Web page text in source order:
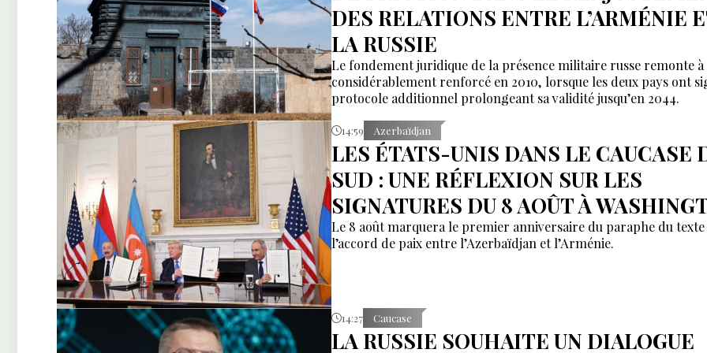
DES RELATIONS ENTRE L’ARMÉNIE
LA RUSSIE
Le fondement juridique de la présence militaire russe remonte à
considérablement renforcé en 2010, lorsque les deux pays ont
protocole additionnel prolongeant sa validité jusqu’en 2044.
14:59 Azerbaïdjan
LES ÉTATS-UNIS DANS LE CAUCASE
SUD : UNE RÉFLEXION SUR LES
SIGNATURES DU 8 AOÛT À
Le 8 août marquera le premier anniversaire du paraphe du texte
l’accord de paix entre l’Azerbaïdjan et l’Arménie.
14:27 Caucase
LA RUSSIE SOUHAITE UN DIALOGUE